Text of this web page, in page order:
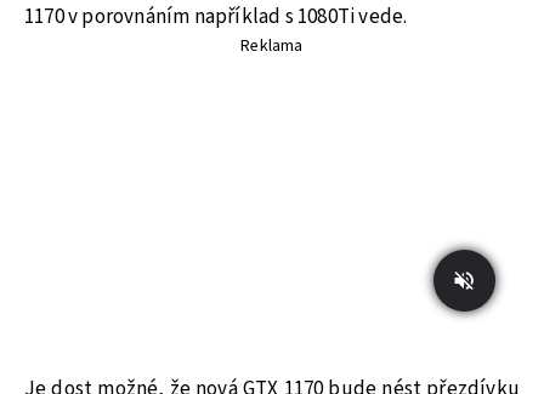
1170 v porovnáním například s 1080Ti vede.
Reklama